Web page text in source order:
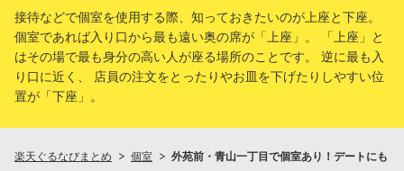
接待などで個室を使用する際、知っておきたいのが上座と下座。
個室であれば入り口から最も遠い奥の席が「上座」。 「上座」と
はその場で最も身分の高い人が座る場所のことです。 逆に最も入
り口に近く、 店員の注文をとったりやお皿を下げたりしやすい位
置が「下座」。
楽天ぐるなびまとめ 個室
外苑前・青山一丁目で個室あり！デートにも